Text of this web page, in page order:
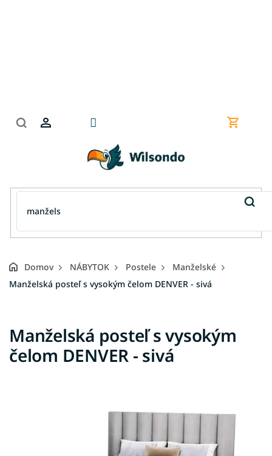
Domov NÁBYTOK Postele
Manželské
Manželská posteľ s vysokým čelom DENVER - sivá
Manželská posteľ s vysokým
čelom DENVER - sivá